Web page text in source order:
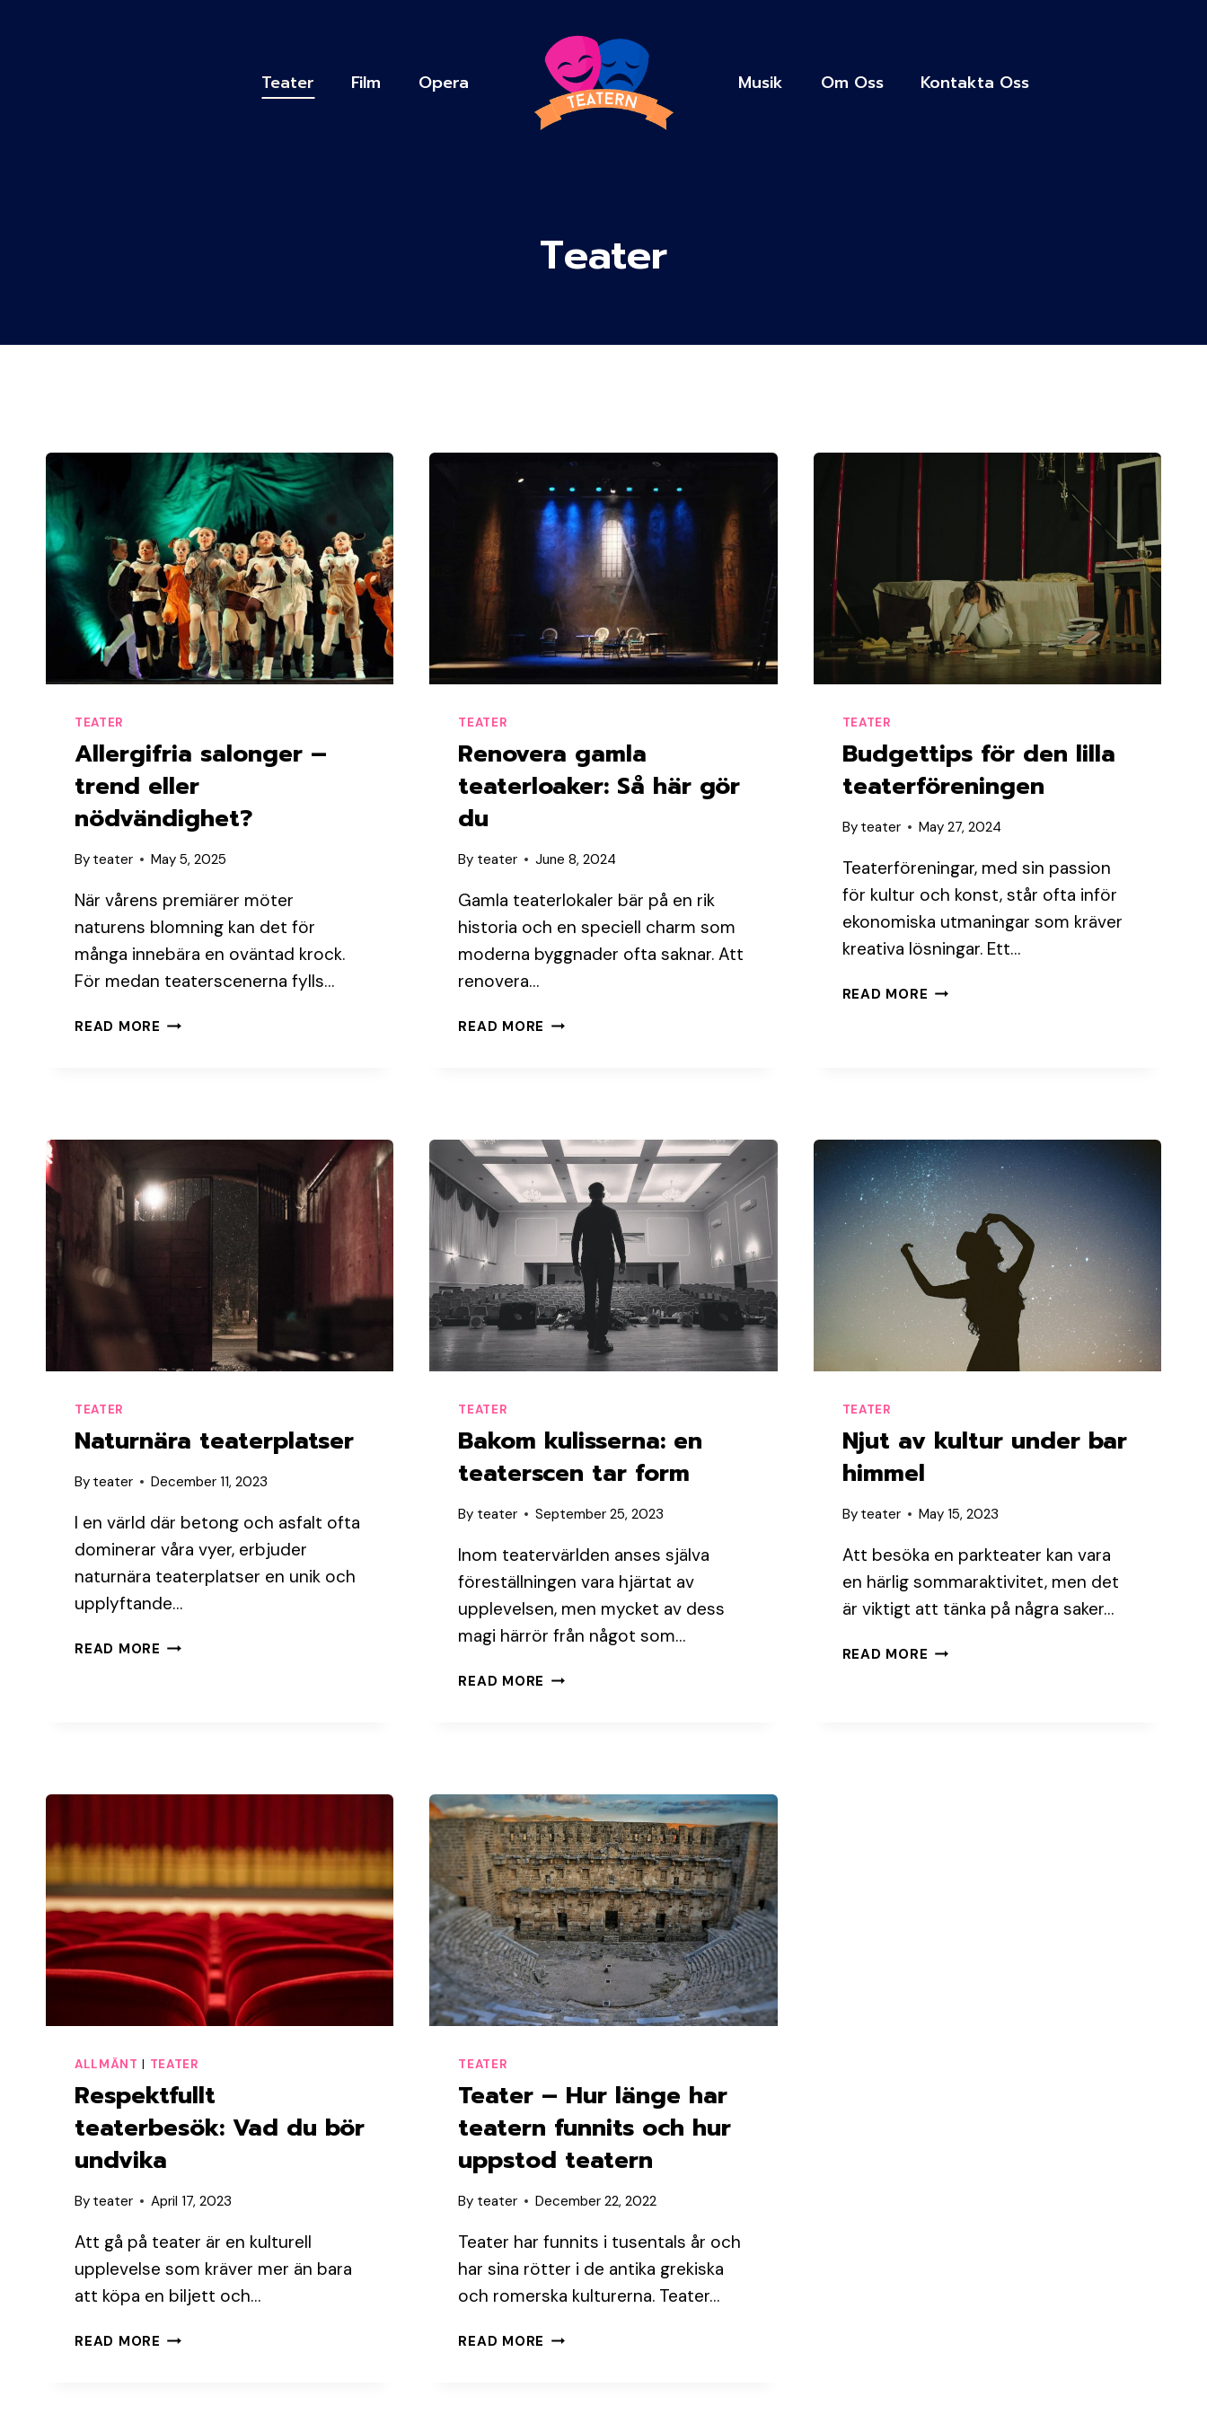
Teater Film Opera Musik Om Oss Kontakta Oss
Teater
TEATER
Allergifria salonger –
trend eller
nödvändighet?
By teater May 5, 2025
När vårens premiärer möter
naturens blomning kan det för
många innebära en oväntad krock.
För medan teaterscenerna fylls…
READ MORE ALLERGIFRIA
TEATER
Renovera gamla
teaterloaker: Så här gör
du
By teater June 8, 2024
Gamla teaterlokaler bär på en rik
historia och en speciell charm som
moderna byggnader ofta saknar. Att
renovera…
READ MORE RENOVERA
DU
TEATER
Budgettips för den lilla
teaterföreningen
By teater May 27, 2024
Teaterföreningar, med sin passion
för kultur och konst, står ofta inför
ekonomiska utmaningar som kräver
kreativa lösningar. Ett…
READ MORE BUDGETTIPS
TEATER
Naturnära teaterplatser
By teater December 11, 2023
I en värld där betong och asfalt ofta
dominerar våra vyer, erbjuder
naturnära teaterplatser en unik och
upplyftande…
READ MORE NATURNÄRA
TEATER
Bakom kulisserna: en
teaterscen tar form
By teater September 25, 2023
Inom teatervärlden anses själva
föreställningen vara hjärtat av
upplevelsen, men mycket av dess
magi härrör från något som…
READ MORE BAKOM
TEATER
Njut av kultur under bar
himmel
By teater May 15, 2023
Att besöka en parkteater kan vara
en härlig sommaraktivitet, men det
är viktigt att tänka på några saker…
READ MORE NJUT
ALLMÄNT | TEATER
Respektfullt
teaterbesök: Vad du bör
undvika
By teater April 17, 2023
Att gå på teater är en kulturell
upplevelse som kräver mer än bara
att köpa en biljett och…
READ MORE RESPEKTFULLT
TEATER
Teater – Hur länge har
teatern funnits och hur
uppstod teatern
By teater December 22, 2022
Teater har funnits i tusentals år och
har sina rötter i de antika grekiska
och romerska kulturerna. Teater…
READ MORE TEATER